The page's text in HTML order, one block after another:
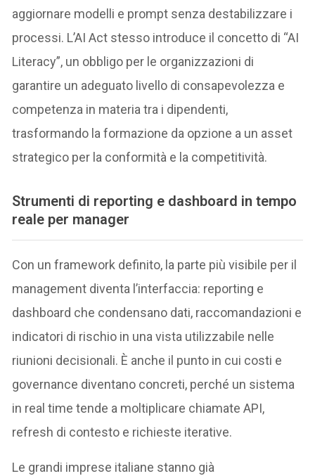
aggiornare modelli e prompt senza destabilizzare i
processi. L’AI Act stesso introduce il concetto di “AI
Literacy”, un obbligo per le organizzazioni di
garantire un adeguato livello di consapevolezza e
competenza in materia tra i dipendenti,
trasformando la formazione da opzione a un asset
strategico per la conformità e la competitività.
Strumenti di reporting e dashboard in tempo
reale per manager
Con un framework definito, la parte più visibile per il
management diventa l’interfaccia: reporting e
dashboard che condensano dati, raccomandazioni e
indicatori di rischio in una vista utilizzabile nelle
riunioni decisionali. È anche il punto in cui costi e
governance diventano concreti, perché un sistema
in real time tende a moltiplicare chiamate API,
refresh di contesto e richieste iterative.
Le grandi imprese italiane stanno già